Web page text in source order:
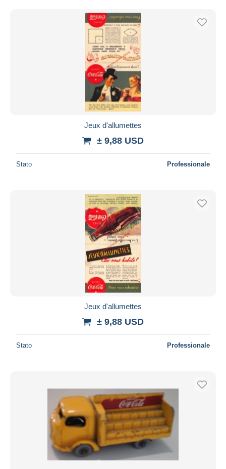
Jeux d'allumettes
± 9,88 USD
Stato Professionale
Jeux d'allumettes
± 9,88 USD
Stato Professionale